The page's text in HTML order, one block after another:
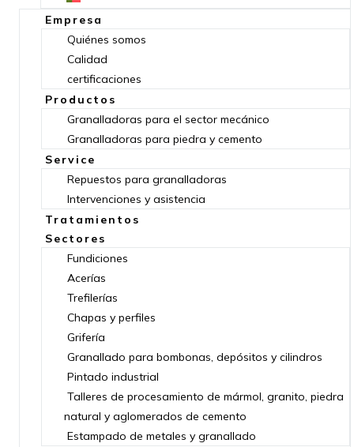
Empresa
Quiénes somos
Calidad
certificaciones
Productos
Granalladoras para el sector mecánico
Granalladoras para piedra y cemento
Service
Repuestos para granalladoras
Intervenciones y asistencia
Tratamientos
Sectores
Fundiciones
Acerías
Trefilerías
Chapas y perfiles
Grifería
Granallado para bombonas, depósitos y cilindros
Pintado industrial
Talleres de procesamiento de mármol, granito, piedra
natural y aglomerados de cemento
Estampado de metales y granallado